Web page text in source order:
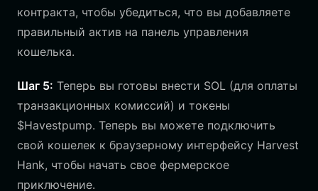
контракта, чтобы убедиться, что вы добавляете
правильный актив на панель управления
кошелька.
Шаг 5: Теперь вы готовы внести SOL (для оплаты
транзакционных комиссий) и токены
$Havestpump. Теперь вы можете подключить
свой кошелек к браузерному интерфейсу Harvest
Hank, чтобы начать свое фермерское
приключение.